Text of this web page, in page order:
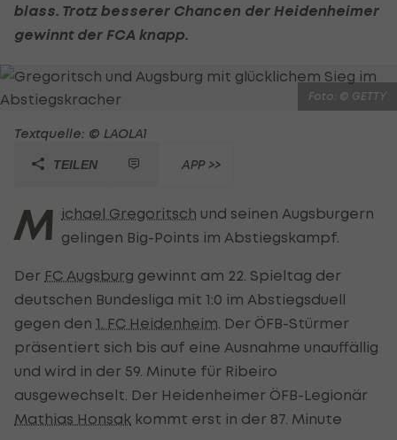
blass. Trotz besserer Chancen der Heidenheimer
gewinnt der FCA knapp.
Foto: © GETTY
Textquelle: © LAOLA1
TEILEN APP >>
M ichael Gregoritsch und seinen Augsburgern
gelingen Big-Points im Abstiegskampf.
Der FC Augsburg gewinnt am 22. Spieltag der
deutschen Bundesliga mit 1:0 im Abstiegsduell
gegen den 1. FC Heidenheim . Der ÖFB-Stürmer
präsentiert sich bis auf eine Ausnahme unauffällig
und wird in der 59. Minute für Ribeiro
ausgewechselt. Der Heidenheimer ÖFB-Legionär
Mathias Honsak kommt erst in der 87. Minute